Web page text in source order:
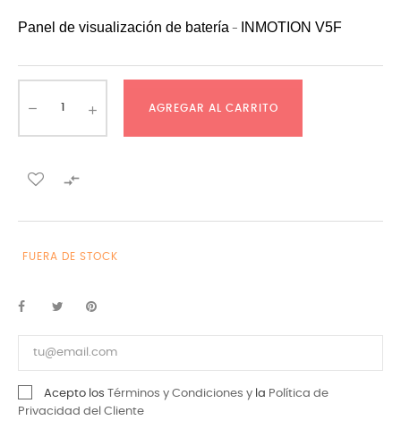
Panel de visualización de batería - INMOTION V5F
AGREGAR AL CARRITO

FUERA DE STOCK
Acepto los Términos y Condiciones y la Política de
Privacidad del Cliente